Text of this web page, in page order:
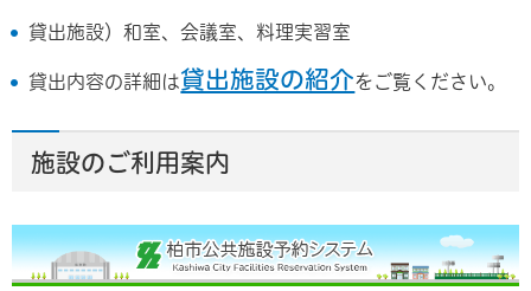
貸出施設）和室、会議室、料理実習室
貸出内容の詳細は貸出施設の紹介をご覧ください。
施設のご利用案内